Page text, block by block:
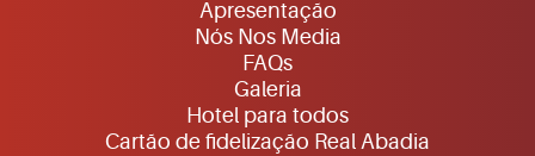
Apresentação
Nós Nos Media
FAQs
Galeria
Hotel para todos
Cartão de fidelização Real Abadia